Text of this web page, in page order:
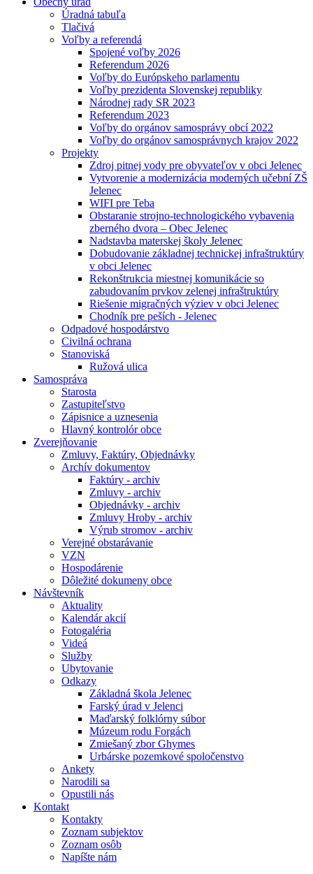
Úradná tabuľa
Tlačivá
Voľby a referendá
Spojené voľby 2026
Referendum 2026
Voľby do Európskeho parlamentu
Voľby prezidenta Slovenskej republiky
Národnej rady SR 2023
Referendum 2023
Voľby do orgánov samosprávy obcí 2022
Voľby do orgánov samosprávnych krajov 2022
Projekty
Zdroj pitnej vody pre obyvateľov v obci Jelenec
Vytvorenie a modernizácia moderných učební ZŠ
Jelenec
WIFI pre Teba
Obstaranie strojno-technologického vybavenia
zberného dvora – Obec Jelenec
Nadstavba materskej školy Jelenec
Dobudovanie základnej technickej infraštruktúry
v obci Jelenec
Rekonštrukcia miestnej komunikácie so
zabudovaním prvkov zelenej infraštruktúry
Riešenie migračných výziev v obci Jelenec
Chodník pre peších - Jelenec
Odpadové hospodárstvo
Civilná ochrana
Stanoviská
Ružová ulica
Samospráva
Starosta
Zastupiteľstvo
Zápisnice a uznesenia
Hlavný kontrolór obce
Zverejňovanie
Zmluvy, Faktúry, Objednávky
Archív dokumentov
Faktúry - archiv
Zmluvy - archiv
Objednávky - archiv
Zmluvy Hroby - archiv
Výrub stromov - archiv
Verejné obstarávanie
VZN
Hospodárenie
Dôležité dokumeny obce
Návštevník
Aktuality
Kalendár akcií
Fotogaléria
Videá
Služby
Ubytovanie
Odkazy
Základná škola Jelenec
Farský úrad v Jelenci
Maďarský folklórny súbor
Múzeum rodu Forgách
Zmiešaný zbor Ghymes
Urbárske pozemkové spoločenstvo
Ankety
Narodili sa
Opustili nás
Kontakt
Kontakty
Zoznam subjektov
Zoznam osôb
Napíšte nám